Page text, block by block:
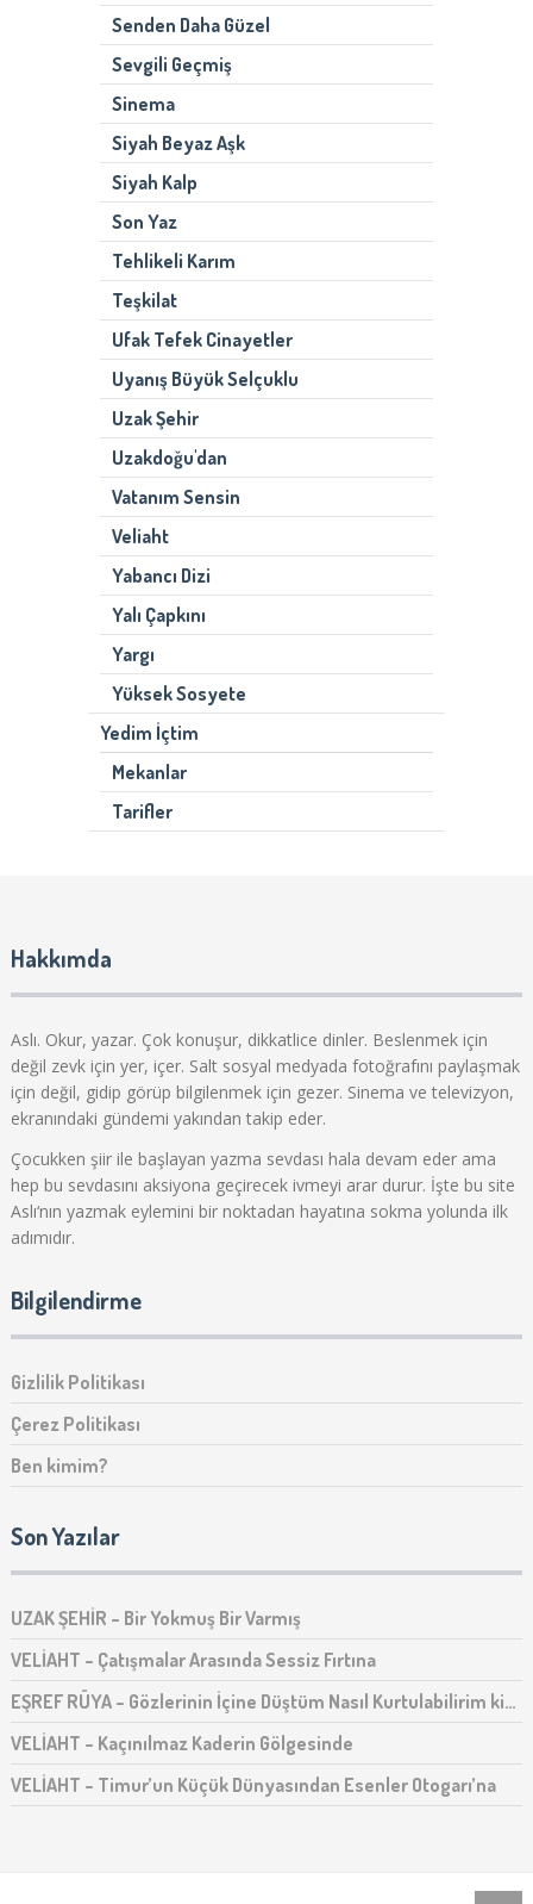
Senden Daha Güzel
Sevgili Geçmiş
Sinema
Siyah Beyaz Aşk
Siyah Kalp
Son Yaz
Tehlikeli Karım
Teşkilat
Ufak Tefek Cinayetler
Uyanış Büyük Selçuklu
Uzak Şehir
Uzakdoğu'dan
Vatanım Sensin
Veliaht
Yabancı Dizi
Yalı Çapkını
Yargı
Yüksek Sosyete
Yedim İçtim
Mekanlar
Tarifler
Hakkımda
Aslı. Okur, yazar. Çok konuşur, dikkatlice dinler. Beslenmek için
değil zevk için yer, içer. Salt sosyal medyada fotoğrafını paylaşmak
için değil, gidip görüp bilgilenmek için gezer. Sinema ve televizyon,
ekranındaki gündemi yakından takip eder.
Çocukken şiir ile başlayan yazma sevdası hala devam eder ama
hep bu sevdasını aksiyona geçirecek ivmeyi arar durur. İşte bu site
Aslı‘nın yazmak eylemini bir noktadan hayatına sokma yolunda ilk
adımıdır.
Bilgilendirme
Gizlilik Politikası
Çerez Politikası
Ben kimim?
Son Yazılar
UZAK ŞEHİR – Bir Yokmuş Bir Varmış
VELİAHT – Çatışmalar Arasında Sessiz Fırtına
EŞREF RÜYA – Gözlerinin İçine Düştüm Nasıl Kurtulabilirim ki…
VELİAHT – Kaçınılmaz Kaderin Gölgesinde
VELİAHT – Timur’un Küçük Dünyasından Esenler Otogarı’na